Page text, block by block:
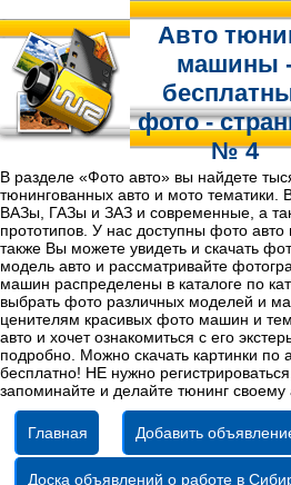
Авто
машины
фото -
№ 4
В разделе «Фото авто» вы найдете
тюнингованных авто и мото тематики.
ВАЗы, ГАЗы и ЗАЗ и современные, а
прототипов. У нас доступны фото авто
также Вы можете увидеть и скачать
модель авто и рассматривайте
машин распределены в каталоге по
выбрать фото различных моделей и
ценителям красивых фото машин и
авто и хочет ознакомиться с его
подробно. Можно скачать картинки по
бесплатно! НЕ нужно
запоминайте и делайте тюнинг своему
Главная Добавить
Доска объявлений о работе в